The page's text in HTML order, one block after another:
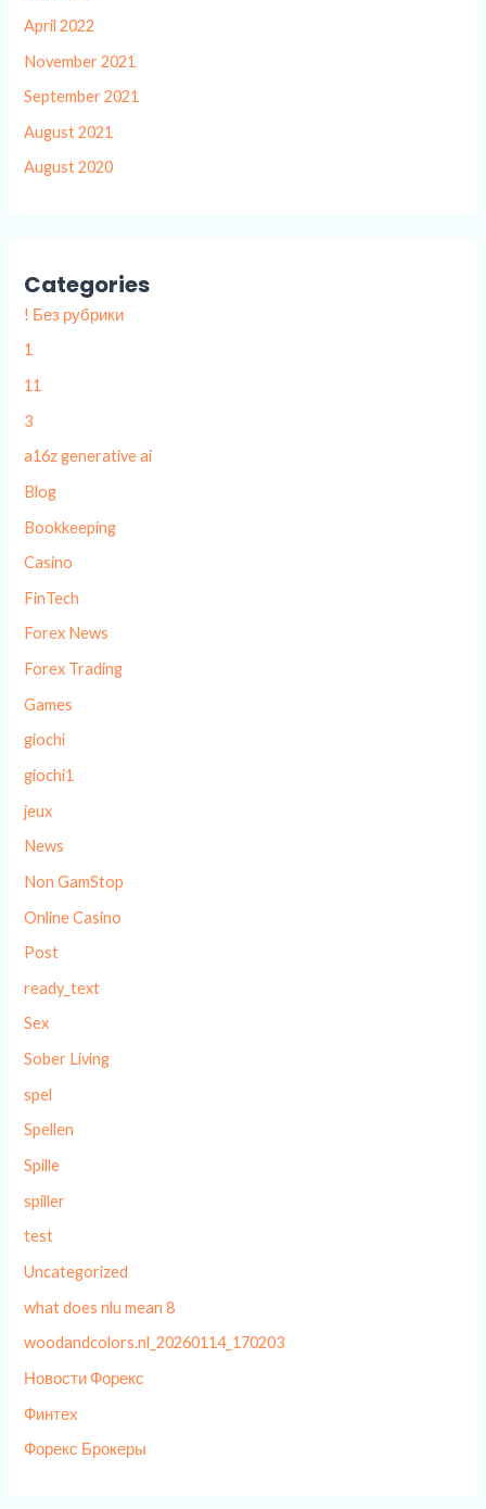
April 2022
November 2021
September 2021
August 2021
August 2020
Categories
! Без рубрики
1
11
3
a16z generative ai
Blog
Bookkeeping
Casino
FinTech
Forex News
Forex Trading
Games
giochi
giochi1
jeux
News
Non GamStop
Online Casino
Post
ready_text
Sex
Sober Living
spel
Spellen
Spille
spiller
test
Uncategorized
what does nlu mean 8
woodandcolors.nl_20260114_170203
Новости Форекс
Финтех
Форекс Брокеры